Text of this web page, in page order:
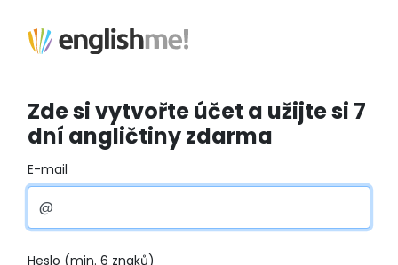
Zde si vytvořte účet a užijte si 7
dní angličtiny zdarma
E-mail
Heslo (min. 6 znaků)